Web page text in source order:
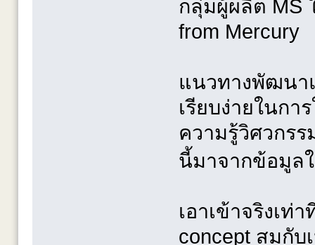
กลุ่มผู้ผลิต MS
from Mercury
แนวทางพัฒนา
เรียบง่ายในกา
ความรู้วิศวกร
นี้มาจากข้อมูล
เอาเข้าจริงเท่
concept สมกับ